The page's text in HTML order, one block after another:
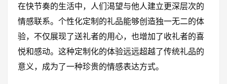
在快节奏的生活中，人们渴望与他人建立更深层次的
情感联系。个性化定制的礼品能够创造独一无二的体
验，不仅展现了送礼者的用心，也增加了收礼者的喜
悦和感动。这种定制化的体验远远超越了传统礼品的
意义，成为了一种珍贵的情感表达方式。